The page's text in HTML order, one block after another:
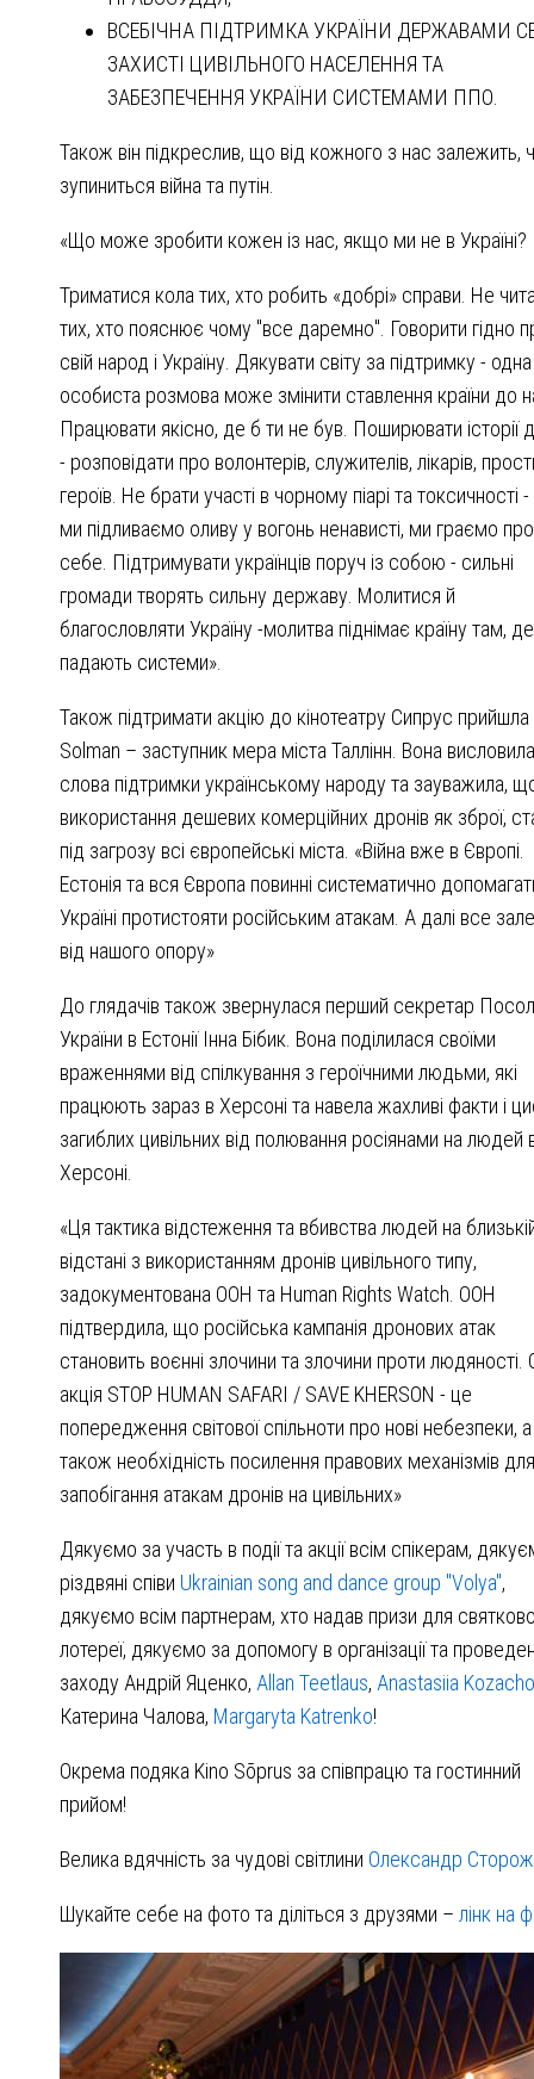
ВСЕБІЧНА ПІДТРИМКА УКРАЇНИ ДЕРЖАВАМИ
ЗАХИСТІ ЦИВІЛЬНОГО НАСЕЛЕННЯ ТА
ЗАБЕЗПЕЧЕННЯ УКРАЇНИ СИСТЕМАМИ ППО.
Також він підкреслив, що від кожного з нас залежить,
зупиниться війна та путін.
«Що може зробити кожен із нас, якщо ми не в Україні?
Триматися кола тих, хто робить «добрі» справи. Не
тих, хто пояснює чому "все даремно". Говорити гідно
свій народ і Україну. Дякувати світу за підтримку - одна
особиста розмова може змінити ставлення країни до
Працювати якісно, де б ти не був. Поширювати історії
- розповідати про волонтерів, служителів, лікарів,
героїв. Не брати участі в чорному піарі та токсичності
ми підливаємо оливу у вогонь ненависті, ми граємо
себе. Підтримувати українців поруч із собою - сильні
громади творять сильну державу. Молитися й
благословляти Україну -молитва піднімає країну там, де
падають системи».
Також підтримати акцію до кінотеатру Сипрус прийшла
Solman – заступник мера міста Таллінн. Вона
слова підтримки українському народу та зауважила,
використання дешевих комерційних дронів як зброї,
під загрозу всі європейські міста. «Війна вже в Європі.
Естонія та вся Європа повинні систематично
Україні протистояти російським атакам. А далі все
від нашого опору»
До глядачів також звернулася перший секретар
України в Естонії Інна Бібик. Вона поділилася своїми
враженнями від спілкування з героїчними людьми, які
працюють зараз в Херсоні та навела жахливі факти і
загиблих цивільних від полювання росіянами на людей
Херсоні.
«Ця тактика відстеження та вбивства людей на
відстані з використанням дронів цивільного типу,
задокументована ООН та Human Rights Watch. ООН
підтвердила, що російська кампанія дронових атак
становить воєнні злочини та злочини проти
акція STOP HUMAN SAFARI / SAVE KHERSON - це
попередження світової спільноти про нові небезпеки, а
також необхідність посилення правових механізмів для
запобігання атакам дронів на цивільних»
Дякуємо за участь в події та акції всім спікерам,
різдвяні співи Ukrainian song and dance group "Volya",
дякуємо всім партнерам, хто надав призи для
лотереї, дякуємо за допомогу в організації та
заходу Андрій Яценко, Allan Teetlaus, Anastasiia
Катерина Чалова, Margaryta Katrenko!
Окрема подяка Kino Sõprus за співпрацю та гостинний
прийом!
Велика вдячність за чудові світлини Олександр
Шукайте себе на фото та діліться з друзями – лінк на